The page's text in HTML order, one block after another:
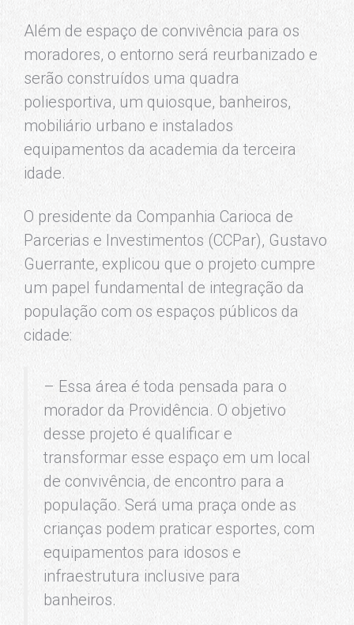
Além de espaço de convivência para os
moradores, o entorno será reurbanizado e
serão construídos uma quadra
poliesportiva, um quiosque, banheiros,
mobiliário urbano e instalados
equipamentos da academia da terceira
idade.
O presidente da Companhia Carioca de
Parcerias e Investimentos (CCPar), Gustavo
Guerrante, explicou que o projeto cumpre
um papel fundamental de integração da
população com os espaços públicos da
cidade:
– Essa área é toda pensada para o
morador da Providência. O objetivo
desse projeto é qualificar e
transformar esse espaço em um local
de convivência, de encontro para a
população. Será uma praça onde as
crianças podem praticar esportes, com
equipamentos para idosos e
infraestrutura inclusive para
banheiros.